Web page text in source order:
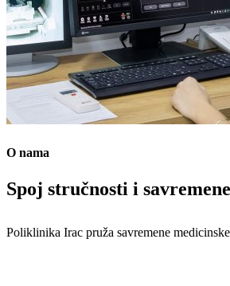
O nama
Spoj stručnosti i
Poliklinika Irac pruža savremene